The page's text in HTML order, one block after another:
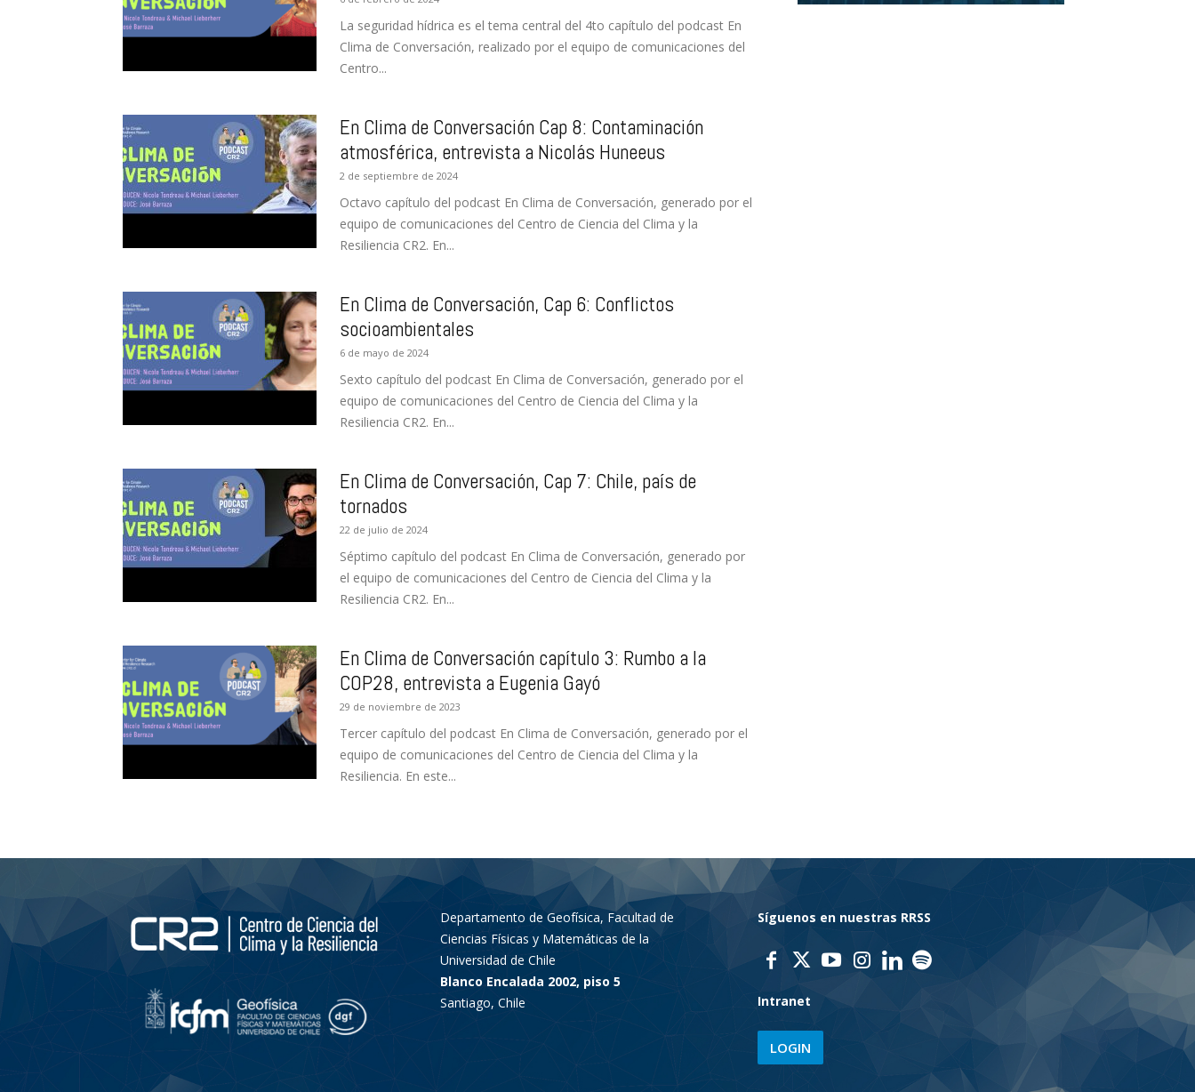
La seguridad hídrica es el tema central del 4to capítulo del podcast En
Clima de Conversación, realizado por el equipo de comunicaciones del
Centro...
En Clima de Conversación Cap 8: Contaminación
atmosférica, entrevista a Nicolás Huneeus
2 de septiembre de 2024
Octavo capítulo del podcast En Clima de Conversación, generado por el
equipo de comunicaciones del Centro de Ciencia del Clima y la
Resiliencia CR2. En...
En Clima de Conversación, Cap 6: Conflictos
socioambientales
6 de mayo de 2024
Sexto capítulo del podcast En Clima de Conversación, generado por el
equipo de comunicaciones del Centro de Ciencia del Clima y la
Resiliencia CR2. En...
En Clima de Conversación, Cap 7: Chile, país de
tornados
22 de julio de 2024
Séptimo capítulo del podcast En Clima de Conversación, generado por
el equipo de comunicaciones del Centro de Ciencia del Clima y la
Resiliencia CR2. En...
En Clima de Conversación capítulo 3: Rumbo a la
COP28, entrevista a Eugenia Gayó
29 de noviembre de 2023
Tercer capítulo del podcast En Clima de Conversación, generado por el
equipo de comunicaciones del Centro de Ciencia del Clima y la
Resiliencia. En este...
Departamento de Geofísica, Facultad de
Ciencias Físicas y Matemáticas de la
Universidad de Chile
Blanco Encalada 2002, piso 5
Santiago, Chile
Síguenos en nuestras RRSS
Intranet
LOGIN